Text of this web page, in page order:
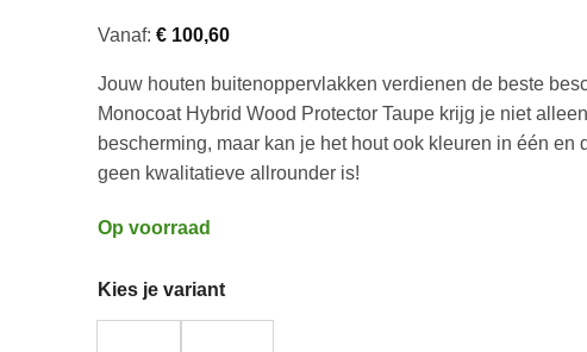
Vanaf: €100,60
Jouw houten buitenoppervlakken verdienen de beste
Monocoat Hybrid Wood Protector Taupe krijg je niet
bescherming, maar kan je het hout ook kleuren in één en
geen kwalitatieve allrounder is!
Op voorraad
Kies je variant